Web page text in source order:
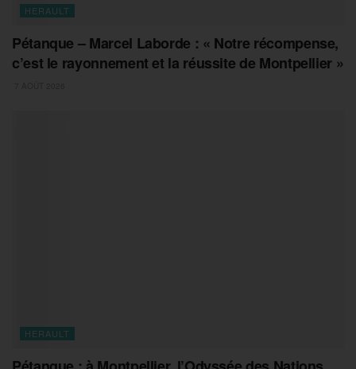
HERAULT
Pétanque – Marcel Laborde : « Notre récompense,
c’est le rayonnement et la réussite de Montpellier »
HERAULT